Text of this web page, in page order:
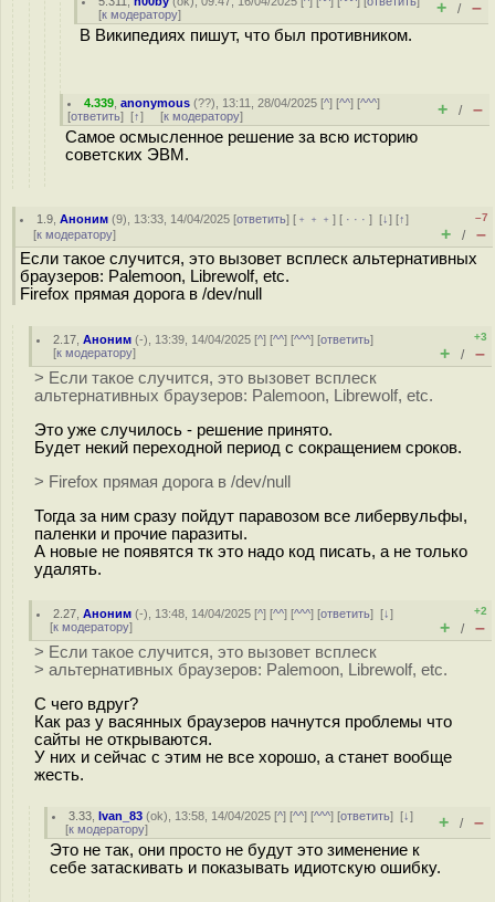
[к модератору] + / –
В Википедиях пишут, что был противником.
4.339 ,anonymous (??), 13:11, 28/04/2025 [^] [^^] [^^^]
[ответить] [↑] [к модератору] + / –
Самое осмысленное решение за всю историю
советских ЭВМ.
1.9 ,Аноним (9), 13:33, 14/04/2025 [ответить] [ ﹢﹢﹢] [ · · ·][↓] [↑]
[к модератору]
–7
+ / –
Если такое случится, это вызовет всплеск альтернативных
браузеров: Palemoon, Librewolf, etc.
Firefox прямая дорога в /dev/null
2.17 ,Аноним (-), 13:39, 14/04/2025 [^] [^^] [^^^] [ответить]
[к модератору]
+3
+ / –
> Если такое случится, это вызовет всплеск
альтернативных браузеров: Palemoon, Librewolf, etc.
Это уже случилось - решение принято.
Будет некий переходной период с сокращением сроков.
> Firefox прямая дорога в /dev/null
Тогда за ним сразу пойдут паравозом все либервульфы,
паленки и прочие паразиты.
А новые не появятся тк это надо код писать, а не только
удалять.
2.27 ,Аноним (-), 13:48, 14/04/2025 [^] [^^] [^^^] [ответить][↓]
[к модератору]
+2
+ / –
> Если такое случится, это вызовет всплеск
> альтернативных браузеров: Palemoon, Librewolf, etc.
С чего вдруг?
Как раз у васянных браузеров начнутся проблемы что
сайты не открываются.
У них и сейчас с этим не все хорошо, а станет вообще
жесть.
3.33 ,Ivan_83 (ok), 13:58, 14/04/2025 [^] [^^] [^^^] [ответить][↓]
[к модератору] + / –
Это не так, они просто не будут это зименение к
себе затаскивать и показывать идиотскую ошибку.